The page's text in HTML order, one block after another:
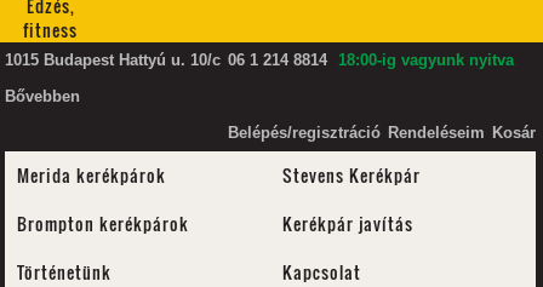
Edzés,
fitness
1015 Budapest Hattyú u. 10/c 06 1 214 8814 18:00-ig vagyunk nyitva
Bővebben
Belépés/regisztráció Rendeléseim Kosár
Merida kerékpárok
Stevens Kerékpár
Brompton kerékpárok
Kerékpár javítás
Történetünk
Kapcsolat